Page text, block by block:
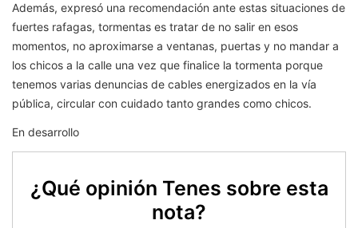
Además, expresó una recomendación ante estas situaciones de
fuertes rafagas, tormentas es tratar de no salir en esos
momentos, no aproximarse a ventanas, puertas y no mandar a
los chicos a la calle una vez que finalice la tormenta porque
tenemos varias denuncias de cables energizados en la vía
pública, circular con cuidado tanto grandes como chicos.
En desarrollo
¿Qué opinión Tenes sobre esta
nota?